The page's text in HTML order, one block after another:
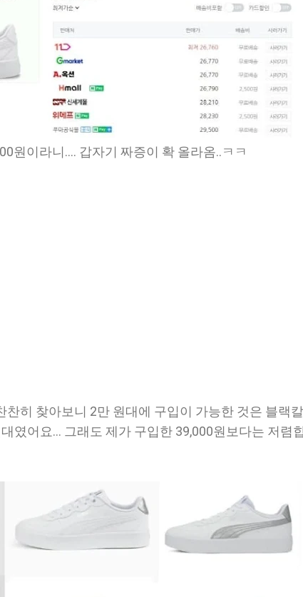
원이라니.... 갑자기 짜증이 확 올라옴..ㅋㅋ
찬히 찾아보니 2만 원대에 구입이 가능한 것은 블랙
였어요... 그래도 제가 구입한 39,000원보다는 저렴